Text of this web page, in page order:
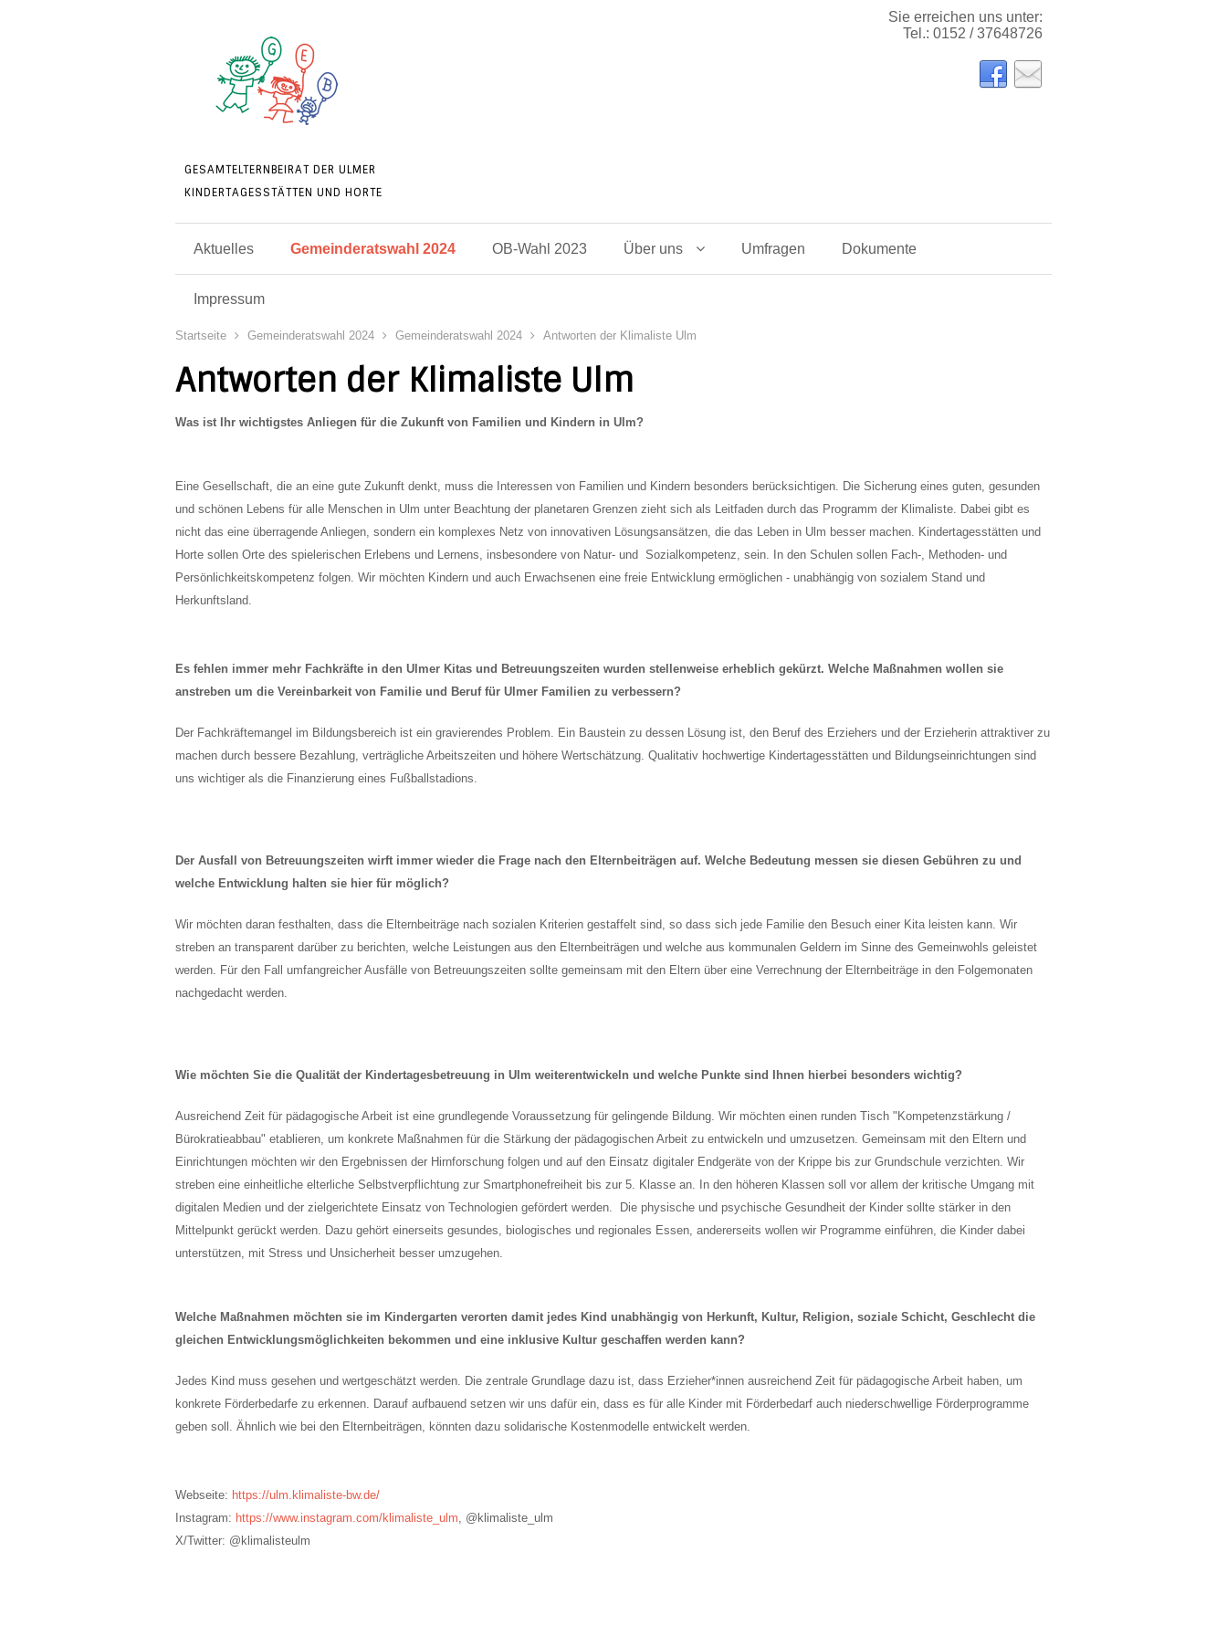
GESAMTELTERNBEIRAT DER ULMER
KINDERTAGESSTÄTTEN UND HORTE
Sie erreichen uns unter:
Tel.: 0152 / 37648726
Aktuelles Gemeinderatswahl 2024 OB-Wahl 2023 Über uns Umfragen Dokumente
Impressum
Startseite Gemeinderatswahl 2024 Gemeinderatswahl 2024 Antworten der Klimaliste Ulm
Antworten der Klimaliste Ulm
Was ist Ihr wichtigstes Anliegen für die Zukunft von Familien und Kindern in Ulm?
Eine Gesellschaft, die an eine gute Zukunft denkt, muss die Interessen von Familien und Kindern besonders berücksichtigen. Die Sicherung eines guten, gesunden
und schönen Lebens für alle Menschen in Ulm unter Beachtung der planetaren Grenzen zieht sich als Leitfaden durch das Programm der Klimaliste. Dabei gibt es
nicht das eine überragende Anliegen, sondern ein komplexes Netz von innovativen Lösungsansätzen, die das Leben in Ulm besser machen. Kindertagesstätten und
Horte sollen Orte des spielerischen Erlebens und Lernens, insbesondere von Natur- und Sozialkompetenz, sein. In den Schulen sollen Fach-, Methoden- und
Persönlichkeitskompetenz folgen. Wir möchten Kindern und auch Erwachsenen eine freie Entwicklung ermöglichen - unabhängig von sozialem Stand und
Herkunftsland.
Es fehlen immer mehr Fachkräfte in den Ulmer Kitas und Betreuungszeiten wurden stellenweise erheblich gekürzt. Welche Maßnahmen wollen sie
anstreben um die Vereinbarkeit von Familie und Beruf für Ulmer Familien zu verbessern?
Der Fachkräftemangel im Bildungsbereich ist ein gravierendes Problem. Ein Baustein zu dessen Lösung ist, den Beruf des Erziehers und der Erzieherin attraktiver zu
machen durch bessere Bezahlung, verträgliche Arbeitszeiten und höhere Wertschätzung. Qualitativ hochwertige Kindertagesstätten und Bildungseinrichtungen sind
uns wichtiger als die Finanzierung eines Fußballstadions.
Der Ausfall von Betreuungszeiten wirft immer wieder die Frage nach den Elternbeiträgen auf. Welche Bedeutung messen sie diesen Gebühren zu und
welche Entwicklung halten sie hier für möglich?
Wir möchten daran festhalten, dass die Elternbeiträge nach sozialen Kriterien gestaffelt sind, so dass sich jede Familie den Besuch einer Kita leisten kann. Wir
streben an transparent darüber zu berichten, welche Leistungen aus den Elternbeiträgen und welche aus kommunalen Geldern im Sinne des Gemeinwohls geleistet
werden. Für den Fall umfangreicher Ausfälle von Betreuungszeiten sollte gemeinsam mit den Eltern über eine Verrechnung der Elternbeiträge in den Folgemonaten
nachgedacht werden.
Wie möchten Sie die Qualität der Kindertagesbetreuung in Ulm weiterentwickeln und welche Punkte sind Ihnen hierbei besonders wichtig?
Ausreichend Zeit für pädagogische Arbeit ist eine grundlegende Voraussetzung für gelingende Bildung. Wir möchten einen runden Tisch "Kompetenzstärkung /
Bürokratieabbau" etablieren, um konkrete Maßnahmen für die Stärkung der pädagogischen Arbeit zu entwickeln und umzusetzen. Gemeinsam mit den Eltern und
Einrichtungen möchten wir den Ergebnissen der Hirnforschung folgen und auf den Einsatz digitaler Endgeräte von der Krippe bis zur Grundschule verzichten. Wir
streben eine einheitliche elterliche Selbstverpflichtung zur Smartphonefreiheit bis zur 5. Klasse an. In den höheren Klassen soll vor allem der kritische Umgang mit
digitalen Medien und der zielgerichtete Einsatz von Technologien gefördert werden. Die physische und psychische Gesundheit der Kinder sollte stärker in den
Mittelpunkt gerückt werden. Dazu gehört einerseits gesundes, biologisches und regionales Essen, andererseits wollen wir Programme einführen, die Kinder dabei
unterstützen, mit Stress und Unsicherheit besser umzugehen.
Welche Maßnahmen möchten sie im Kindergarten verorten damit jedes Kind unabhängig von Herkunft, Kultur, Religion, soziale Schicht, Geschlecht die
gleichen Entwicklungsmöglichkeiten bekommen und eine inklusive Kultur geschaffen werden kann?
Jedes Kind muss gesehen und wertgeschätzt werden. Die zentrale Grundlage dazu ist, dass Erzieher*innen ausreichend Zeit für pädagogische Arbeit haben, um
konkrete Förderbedarfe zu erkennen. Darauf aufbauend setzen wir uns dafür ein, dass es für alle Kinder mit Förderbedarf auch niederschwellige Förderprogramme
geben soll. Ähnlich wie bei den Elternbeiträgen, könnten dazu solidarische Kostenmodelle entwickelt werden.
Webseite: https://ulm.klimaliste-bw.de/
Instagram: https://www.instagram.com/klimaliste_ulm, @klimaliste_ulm
X/Twitter: @klimalisteulm